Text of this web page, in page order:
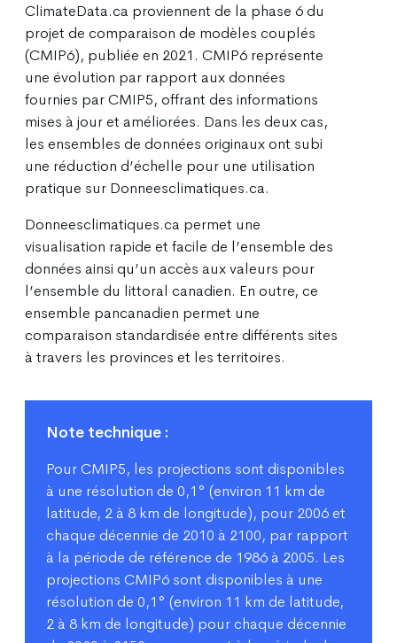
ClimateData.ca proviennent de la phase 6 du
projet de comparaison de modèles couplés
(CMIP6), publiée en 2021. CMIP6 représente
une évolution par rapport aux données
fournies par CMIP5, offrant des informations
mises à jour et améliorées. Dans les deux cas,
les ensembles de données originaux ont subi
une réduction d’échelle pour une utilisation
pratique sur Donneesclimatiques.ca.
Donneesclimatiques.ca permet une
visualisation rapide et facile de l’ensemble des
données ainsi qu’un accès aux valeurs pour
l’ensemble du littoral canadien. En outre, ce
ensemble pancanadien permet une
comparaison standardisée entre différents sites
à travers les provinces et les territoires.
Note technique :
Pour CMIP5, les projections sont disponibles
à une résolution de 0,1° (environ 11 km de
latitude, 2 à 8 km de longitude), pour 2006 et
chaque décennie de 2010 à 2100, par rapport
à la période de référence de 1986 à 2005. Les
projections CMIP6 sont disponibles à une
résolution de 0,1° (environ 11 km de latitude,
2 à 8 km de longitude) pour chaque décennie